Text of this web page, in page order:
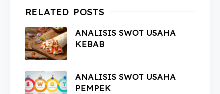
ANALISIS SWOT USAHA
KEBAB
ANALISIS SWOT USAHA
PEMPEK